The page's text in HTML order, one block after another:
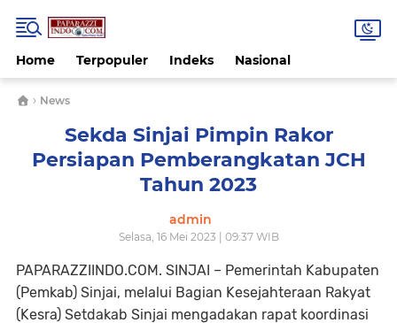
Home Terpopuler Indeks Nasional
› News
Sekda Sinjai Pimpin Rakor
Persiapan Pemberangkatan JCH
Tahun 2023
admin
Selasa, 16 Mei 2023 | 09:37 WIB
PAPARAZZIINDO.COM. SINJAI – Pemerintah Kabupaten
(Pemkab) Sinjai, melalui Bagian Kesejahteraan Rakyat
(Kesra) Setdakab Sinjai mengadakan rapat koordinasi